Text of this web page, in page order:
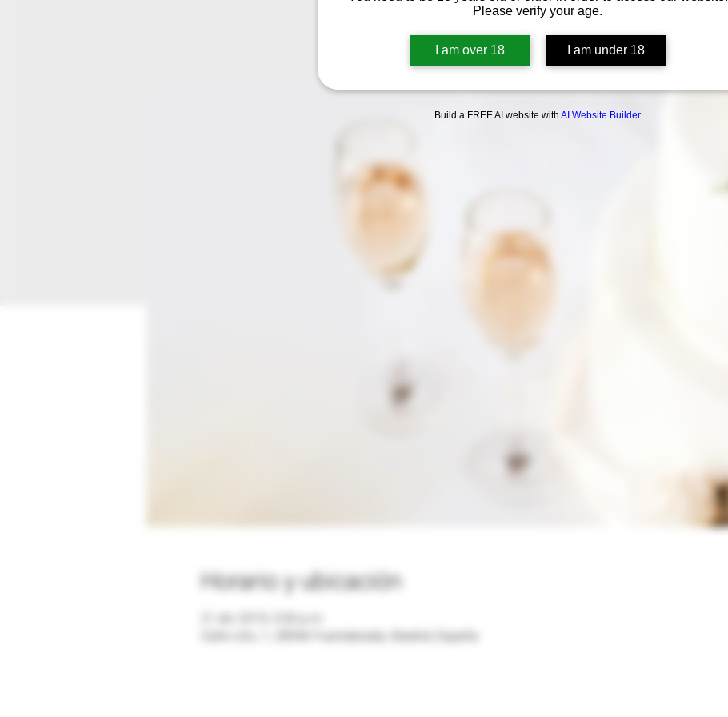
Please verify your age.
I am over 18 I am under 18
Build a FREE AI website with AI Website Builder
Ver otros eventos
Horario y ubicación
Calle Litio, 1, 28946 Fuenlabrada, Madrid, España